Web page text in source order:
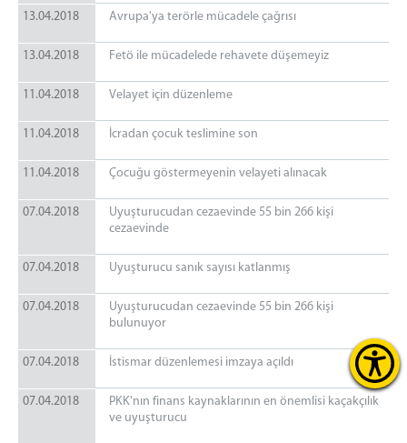
13.04.2018 Avrupa'ya terörle mücadele çağrısı
13.04.2018 Fetö ile mücadelede rehavete düşemeyiz
11.04.2018 Velayet için düzenleme
11.04.2018 İcradan çocuk teslimine son
11.04.2018 Çocuğu göstermeyenin velayeti alınacak
07.04.2018
Uyuşturucudan cezaevinde 55 bin 266 kişi
cezaevinde
07.04.2018 Uyuşturucu sanık sayısı katlanmış
07.04.2018
Uyuşturucudan cezaevinde 55 bin 266 kişi
bulunuyor
07.04.2018 İstismar düzenlemesi imzaya açıldı
07.04.2018
PKK'nın finans kaynaklarının en önemlisi kaçakçılık
ve uyuşturucu